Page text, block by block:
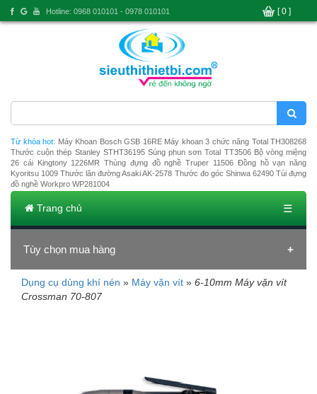
Từ khóa hot: Máy Khoan Bosch GSB 16RE Máy khoan 3 chức năng Total TH308268
Thước cuộn thép Stanley STHT36195 Súng phun sơn Total TT3506 Bộ vòng miệng
26 cái Kingtony 1226MR Thùng đựng đồ nghề Truper 11506 Đồng hồ vạn năng
Kyoritsu 1009 Thước lăn đường Asaki AK-2578 Thước đo góc Shinwa 62490 Túi đựng
đồ nghề Workpro WP281004
Trang chủ ☰
Tùy chọn mua hàng
Đang tải dữ liệu
Dụng cụ dùng khí nén » Máy vặn vít » 6-10mm Máy vặn vít
Crossman 70-807
Hotline: 0968 010101 - 0978 010101 [ 0 ]